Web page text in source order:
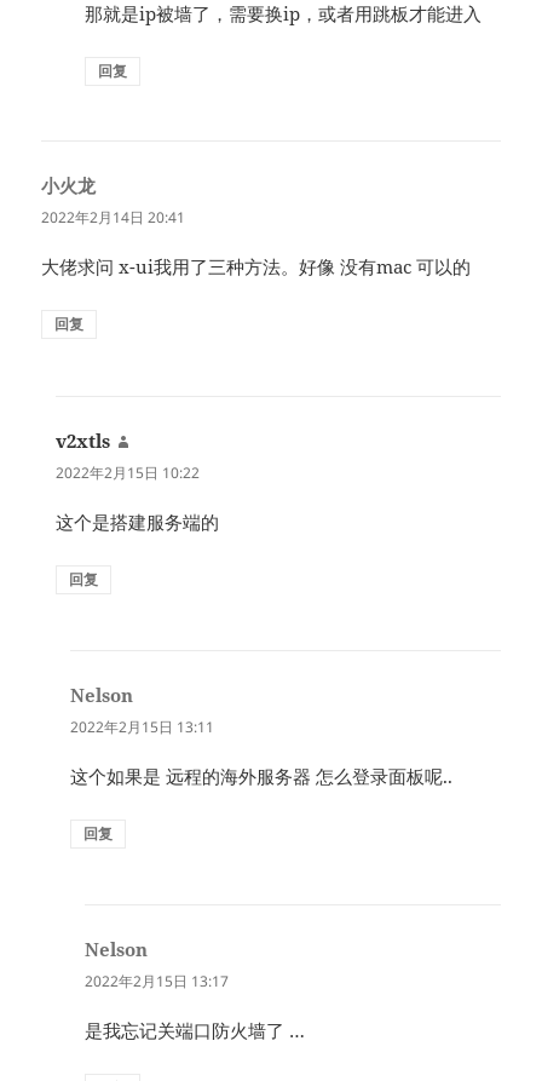
那就是ip被墙了，需要换ip，或者用跳板才能进入
回复
小火龙
道：
2022年2月14日 20:41
大佬求问 x-ui我用了三种方法。好像 没有mac 可以的
回复
v2xtls
道：
2022年2月15日 10:22
这个是搭建服务端的
回复
Nelson
道：
2022年2月15日 13:11
这个如果是 远程的海外服务器 怎么登录面板呢..
回复
Nelson
道：
2022年2月15日 13:17
是我忘记关端口防火墙了 …